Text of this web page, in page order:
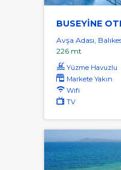
BUSEYİNE
Avşa Adası,
226 mt
Yüzme Havuzlu
Markete Yakın
Wifi
TV